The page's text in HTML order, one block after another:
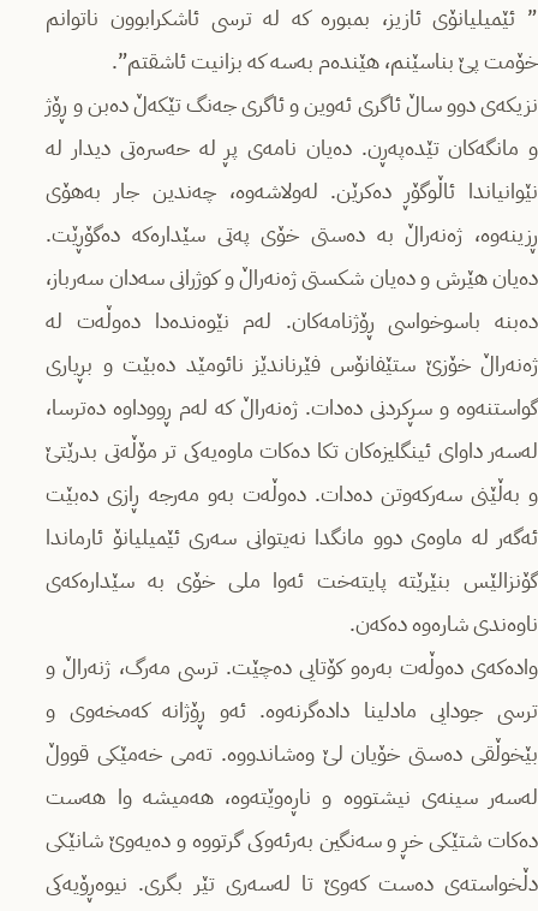
” ئێمیلیانۆی ئازیز، بمبورە كە لە ترسی ئاشكرابوون ناتوانم
خۆمت پێ بناسێنم، هێندەم بەسە كە بزانیت ئاشقتم”.
نزیكەی دوو ساڵ ئاگری ئەوین و ئاگری جەنگ تێكەڵ دەبن و ڕۆژ
و مانگەكان تێدەپەڕن. دەیان نامەی پڕ لە حەسرەتی دیدار لە
نێوانیاندا ئاڵوگۆڕ دەكرێن. لەولاشەوە، چەندین جار بەهۆی
ڕزینەوە، ژەنەراڵ بە دەستی خۆی پەتی سێدارەكە دەگۆڕێت.
دەیان هێرش و دەیان شكستی ژەنەراڵ و كوژرانی سەدان سەرباز،
دەبنە باسوخواسی ڕۆژنامەكان. لەم نێوەندەدا دەوڵەت لە
ژەنەراڵ خۆزێ ستێفانۆس فێرناندێز نائومێد دەبێت و بڕیاری
گواستنەوە و سڕكردنی دەدات. ژەنەراڵ كە لەم ڕووداوە دەترسا،
لەسەر داوای ئینگلیزەكان تكا دەكات ماوەیەكی تر مۆڵەتی بدرێتێ
و بەڵێنی سەركەوتن دەدات. دەوڵەت بەو مەرجە ڕازی دەبێت
ئەگەر لە ماوەی دوو مانگدا نەیتوانی سەری ئێمیلیانۆ ئارماندا
گۆنزالێس بنێرێتە پایتەخت ئەوا ملی خۆی بە سێدارەكەی
ناوەندی شارەوە دەكەن.
وادەكەی دەوڵەت بەرەو كۆتایی دەچێت. ترسی مەرگ، ژنەراڵ و
ترسی جودایی مادلینا دادەگرنەوە. ئەو ڕۆژانە كەمخەوی و
بێخوڵقی دەستی خۆیان لێ وەشاندووە. تەمی خەمێكی قووڵ
لەسەر سینەی نیشتووە و ناڕەوێتەوە، هەمیشە وا هەست
دەكات شتێكی خڕ و سەنگین بەرئەوكی گرتووە و دەیەوێ شانێكی
دڵخواستەی دەست كەوێ تا لەسەری تێر بگری. نیوەڕۆیەكی